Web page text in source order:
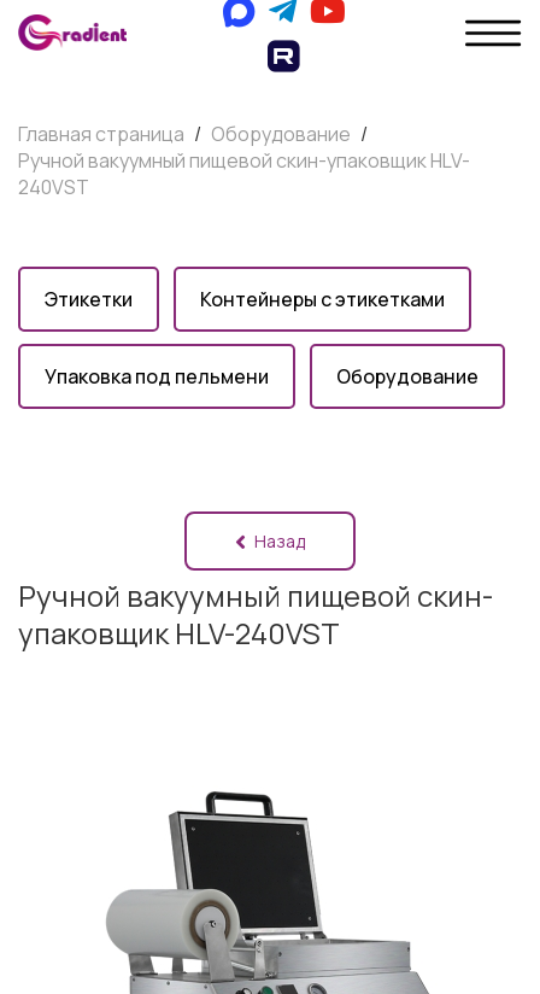
Главная страница / Оборудование /
Ручной вакуумный пищевой скин-упаковщик HLV-
240VST
Этикетки Контейнеры с этикетками
Упаковка под пельмени Оборудование
Назад
Ручной вакуумный пищевой скин-
упаковщик HLV-240VST